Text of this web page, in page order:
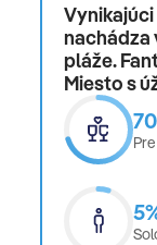
nachádza
pláže.
Miesto s